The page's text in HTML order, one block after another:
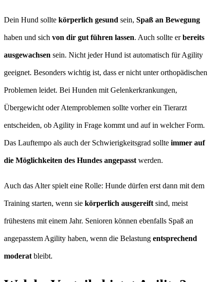
Dein Hund sollte körperlich gesund sein, Spaß an Bewegung
haben und sich von dir gut führen lassen. Auch sollte erbereits
ausgewachsen sein. Nicht jeder Hund ist automatisch für Agility
geeignet. Besonders wichtig ist, dass er nicht unter orthopädischen
Problemen leidet. Bei Hunden mit Gelenkerkrankungen,
Übergewicht oder Atemproblemen sollte vorher ein Tierarzt
entscheiden, ob Agility in Frage kommt und auf in welcher Form.
Das Lauftempo als auch der Schwierigkeitsgrad sollte immer auf
die Möglichkeiten des Hundes angepasst werden.
Auch das Alter spielt eine Rolle: Hunde dürfen erst dann mit dem
Training starten, wenn sie körperlich ausgereift sind, meist
frühestens mit einem Jahr. Senioren können ebenfalls Spaß an
angepasstem Agility haben, wenn die Belastung entsprechend
moderat bleibt.